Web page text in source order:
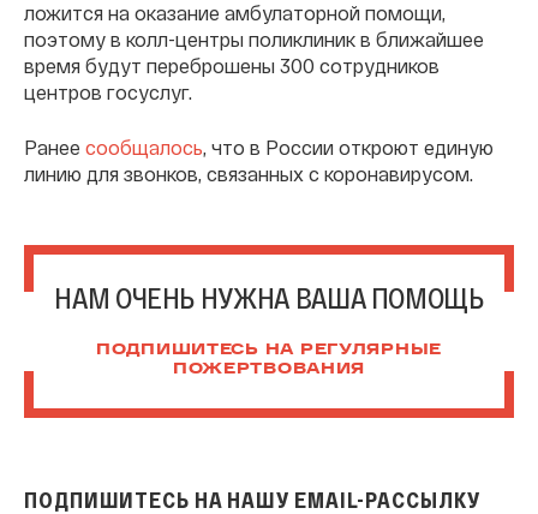
ложится на оказание амбулаторной помощи,
поэтому в колл-центры поликлиник в ближайшее
время будут переброшены 300 сотрудников
центров госуслуг.
Ранее сообщалось , что в России откроют единую
линию для звонков, связанных с коронавирусом.
НАМ ОЧЕНЬ НУЖНА ВАША ПОМОЩЬ
ПОДПИШИТЕСЬ НА РЕГУЛЯРНЫЕ
ПОЖЕРТВОВАНИЯ
ПОДПИШИТЕСЬ НА НАШУ EMAIL-РАССЫЛКУ